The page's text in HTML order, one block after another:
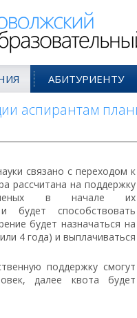
АБИТУРИЕНТУ
аспирантам
связано с переходом к
рассчитана на поддержку
в начале их
будет способствовать
будет назначаться на
4 года) и выплачиваться
поддержку смогут
далее квота будет